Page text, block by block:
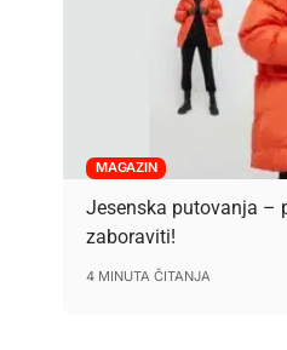
MAGAZIN
Jesenska putovanja –
zaboraviti!
4 MINUTA ČITANJA